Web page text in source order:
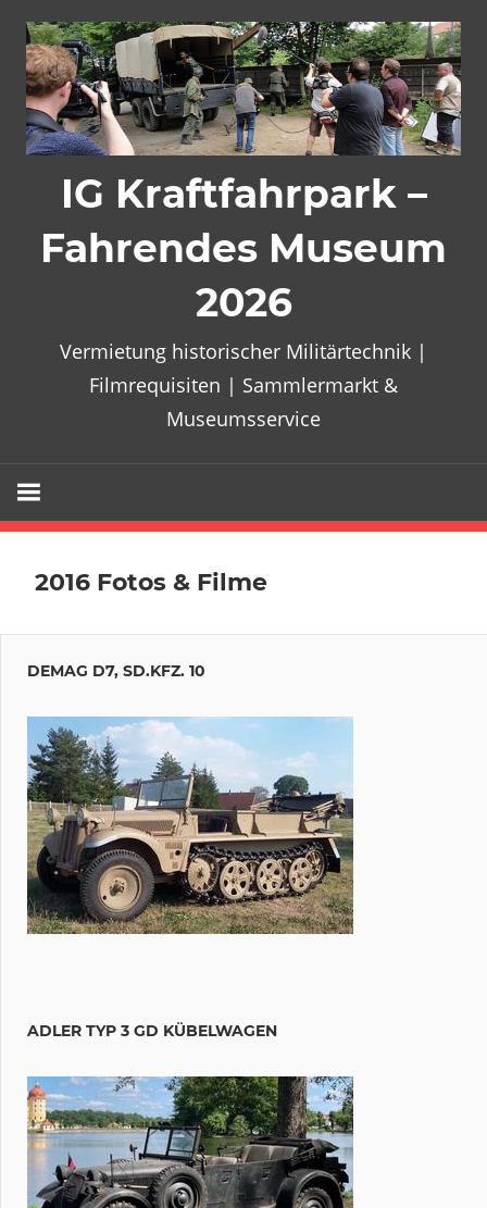
Inhalt
springen
IG Kraftfahrpark –
Fahrendes Museum
2026
Vermietung historischer Militärtechnik |
Filmrequisiten | Sammlermarkt &
Museumsservice
2016 Fotos & Filme
DEMAG D7, SD.KFZ. 10
ADLER TYP 3 GD KÜBELWAGEN